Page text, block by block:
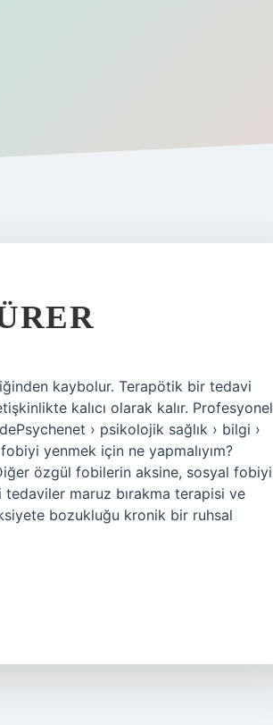
kaybolur. Terapötik bir tedavi
kalıcı olarak kalır. Profesyonel
› psikolojik sağlık › bilgi ›
yenmek için ne yapmalıyım?
özgül fobilerin aksine, sosyal fobiyi
maruz bırakma terapisi ve
bozukluğu kronik bir ruhsal